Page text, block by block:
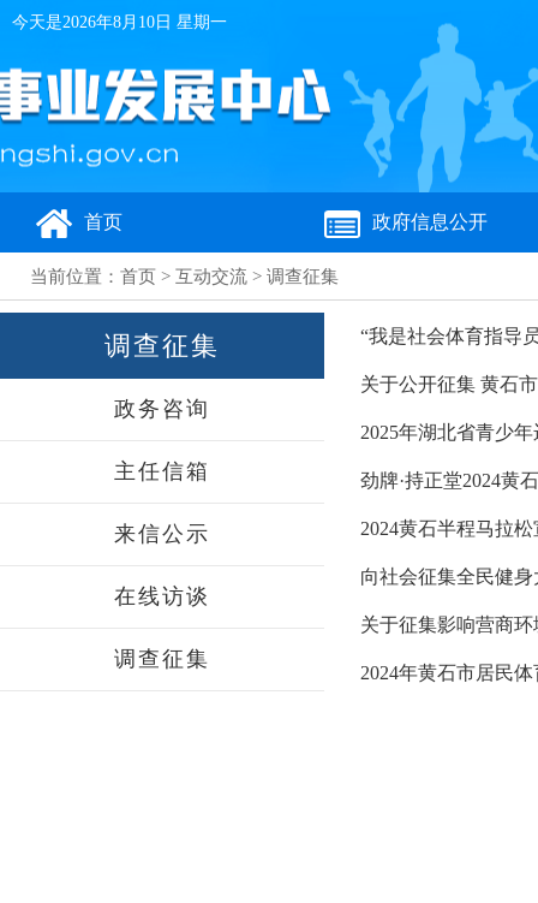
今天是2026年8月10日 星期一
首页 政府信息公开
当前位置： 首页 > 互动交流 > 调查征集
调查征集
政务咨询
主任信箱
来信公示
在线访谈
调查征集
“我是社会体育指导
关于公开征集 黄石
2025年湖北省青少
劲牌·持正堂2024黄
2024黄石半程马拉
向社会征集全民健
关于征集影响营商
2024年黄石市居民